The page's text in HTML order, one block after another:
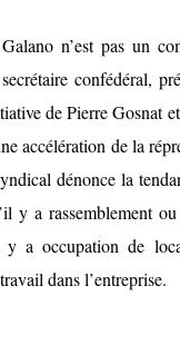
n’est pas un
confédéral,
de Pierre Gosnat
accélération de la
dénonce la
y a rassemblement
y a occupation de
dans l’entreprise.